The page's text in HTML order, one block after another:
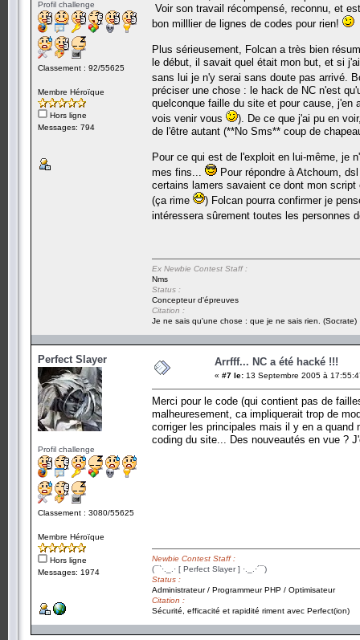
Profil challenge
Classement : 92/55625
Membre Héroïque
Hors ligne
Messages: 794
Voir son travail récompensé, reconnu, et
bon milllier de lignes de codes pour rien!
Plus sérieusement, Folcan a très bien
le début, il savait quel était mon but, et si
sans lui je n'y serai sans doute pas arrivé.
préciser une chose : le hack de NC n'est
quelconque faille du site et pour cause, j'en
vois venir vous
). De ce que j'ai pu en
de l'être autant (**No Sms** coup de
Pour ce qui est de l'exploit en lui-même, je
mes fins...
Pour répondre à Atchoum,
certains lamers savaient ce dont mon
(ça rime
) Folcan pourra confirmer je
intéressera sûrement toutes les personnes
Ex Newbie Contest Staff :
Nms
Status :
Concepteur d'épreuves
Citation :
Je ne sais qu'une chose : que je ne sais rien. (Socrate)
Perfect Slayer
Profil challenge
Classement : 3080/55625
Membre Héroïque
Hors ligne
Messages: 1974
Arrfff... NC a été hacké !!!
« #7 le: 13 Septembre 2005 à
Merci pour le code (qui contient pas de
malheuresement, ca impliquerait trop de
corriger les principales mais il y en a
coding du site... Des nouveautés en vue ?
Newbie Contest Staff :
(¯`·._.· [ Perfect Slayer ] ·._.·´¯)
Status :
Administrateur / Programmeur PHP / Optimisateur
Citation :
Sécurité, efficacité et rapidité riment avec Perfect(ion)